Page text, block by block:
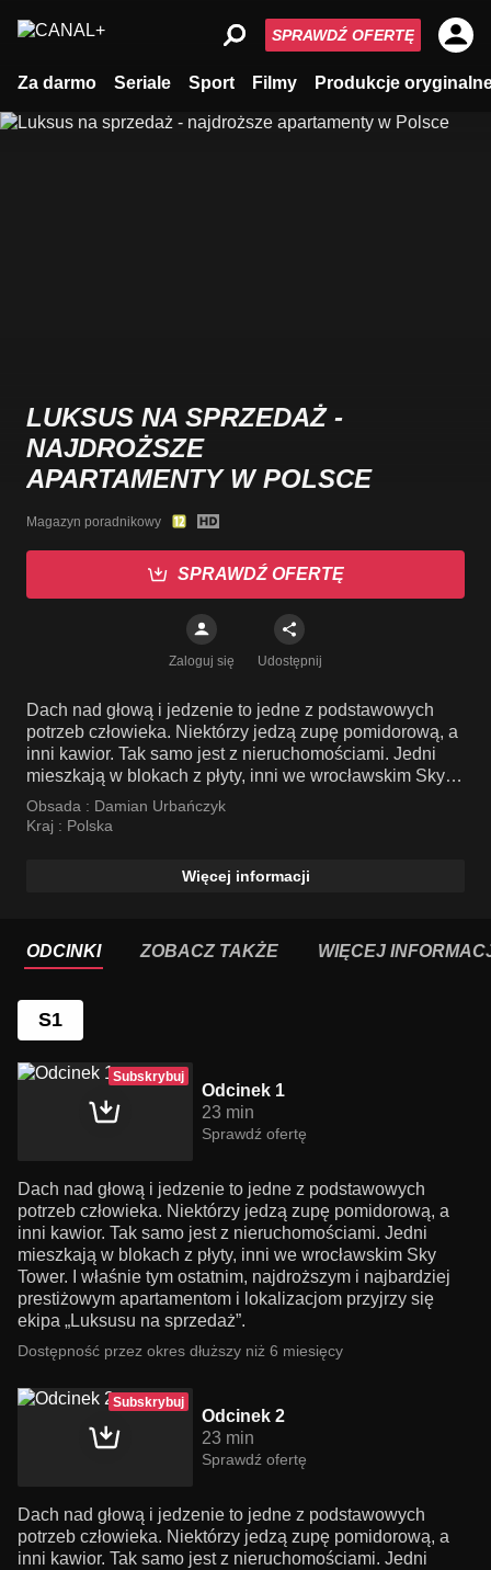
Za darmo Seriale Sport Filmy Produkcje
SPRAWDŹ OFERTĘ
LUKSUS NA SPRZEDAŻ -
NAJDROŻSZE
APARTAMENTY W POLSCE
Magazyn poradnikowy
SPRAWDŹ OFERTĘ
Zaloguj się Udostępnij
Dach nad głową i jedzenie to jedne z podstawowych
potrzeb człowieka. Niektórzy jedzą zupę pomidorową, a
inni kawior. Tak samo jest z nieruchomościami. Jedni
mieszkają w blokach z płyty, inni we wrocławskim Sky
Tower.
Obsada : Damian Urbańczyk
Kraj : Polska
Więcej informacji
ODCINKI ZOBACZ TAKŻE WIĘCEJ
S1
Subskrybuj
Odcinek 1
23 min
Sprawdź ofertę
Dach nad głową i jedzenie to jedne z podstawowych
potrzeb człowieka. Niektórzy jedzą zupę pomidorową, a
inni kawior. Tak samo jest z nieruchomościami. Jedni
mieszkają w blokach z płyty, inni we wrocławskim Sky
Tower. I właśnie tym ostatnim, najdroższym i najbardziej
prestiżowym apartamentom i lokalizacjom przyjrzy się
ekipa „Luksusu na sprzedaż”.
Dostępność przez okres dłuższy niż 6 miesięcy
Subskrybuj
Odcinek 2
23 min
Sprawdź ofertę
Dach nad głową i jedzenie to jedne z podstawowych
potrzeb człowieka. Niektórzy jedzą zupę pomidorową, a
inni kawior. Tak samo jest z nieruchomościami. Jedni